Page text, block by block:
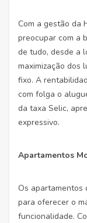
Com a gestão da
preocupar com a
de tudo, desde a
maximização dos
fixo. A
com folga o
da taxa Selic,
expressivo.
Apartamentos
Os apartamentos
para oferecer o
funcionalidade.